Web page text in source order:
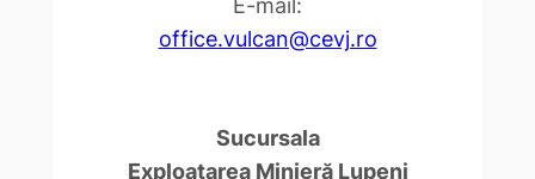
office.vulcan@cevj.ro
Sucursala
Exploatarea Minieră Lupeni